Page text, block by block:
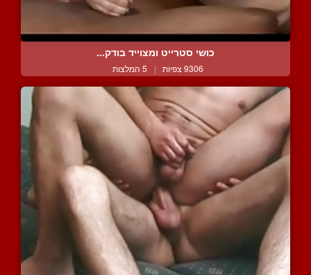
כושי סטרייט ומצוייד בודק...
9306 צפיות | 5 המלצות